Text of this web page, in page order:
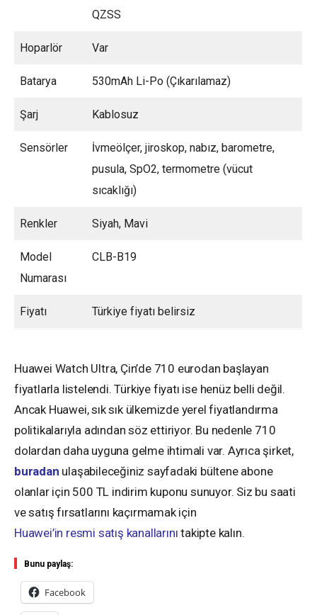
QZSS
Hoparlör Var
Batarya 530mAh Li-Po (Çıkarılamaz)
Şarj Kablosuz
Sensörler
İvmeölçer, jiroskop, nabız, barometre,
pusula, SpO2, termometre (vücut
sıcaklığı)
Renkler Siyah, Mavi
Model
Numarası
CLB-B19
Fiyatı Türkiye fiyatı belirsiz
Huawei Watch Ultra, Çin’de 710 eurodan başlayan
fiyatlarla listelendi. Türkiye fiyatı ise henüz belli değil.
Ancak Huawei, sık sık ülkemizde yerel fiyatlandırma
politikalarıyla adından söz ettiriyor. Bu nedenle 710
dolardan daha uyguna gelme ihtimali var. Ayrıca şirket,
buradan ulaşabileceğiniz sayfadaki bültene abone
olanlar için 500 TL indirim kuponu sunuyor. Siz bu saati
ve satış fırsatlarını kaçırmamak için
Huawei’in resmi satış kanallarını takipte kalın.
Bunu paylaş:
Facebook